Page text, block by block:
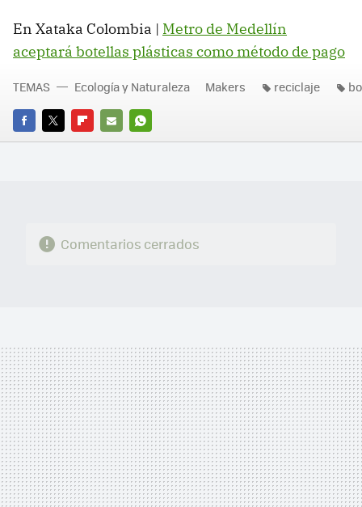
En Xataka Colombia | Metro de Medellín
aceptará botellas plásticas como método de pago
FACEBOOK
TWITTERFLIPBOARD
E-
WHATSAPP
TEMAS Ecología y Naturaleza Makers reciclaje
Comentarios cerrados